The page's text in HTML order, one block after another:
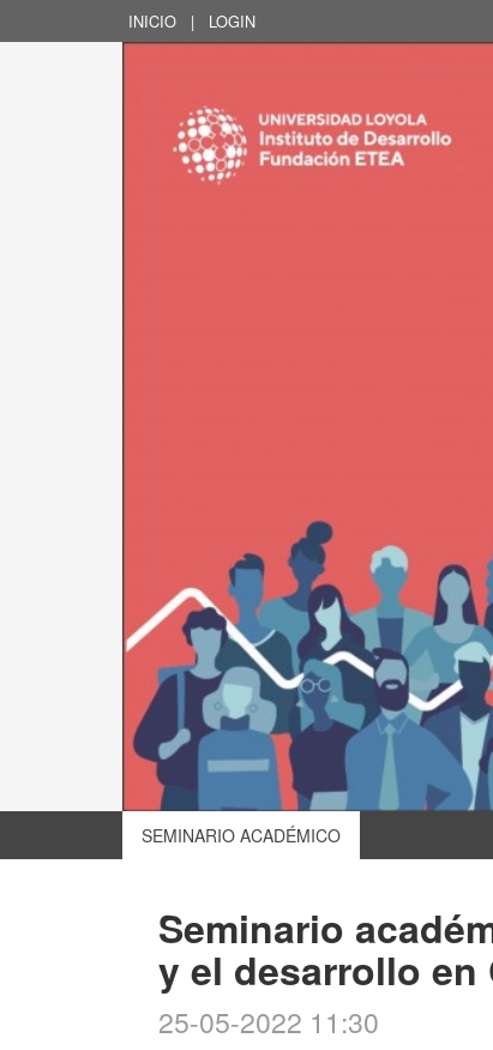
INICIO | LOGIN
SEMINARIO ACADÉMICO
Seminario
y el desarrollo en
25-05-2022 11:30